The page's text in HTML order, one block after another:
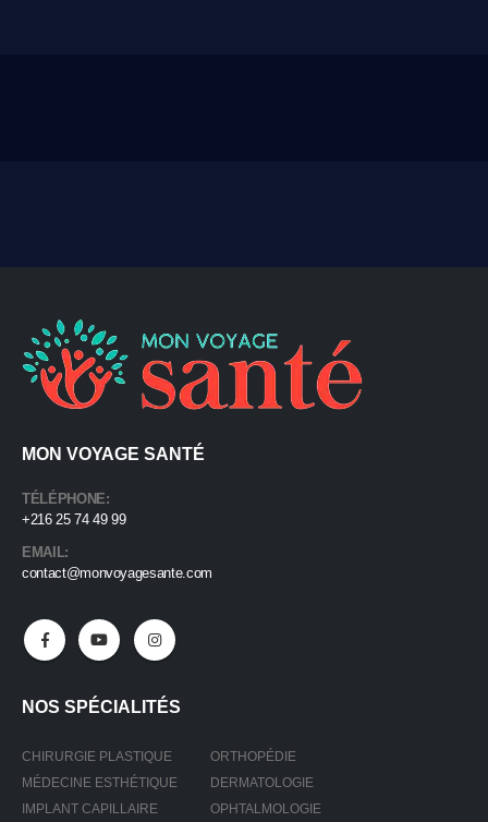
MON VOYAGE SANTÉ
TÉLÉPHONE:
+216 25 74 49 99
EMAIL:
contact@monvoyagesante.com
NOS SPÉCIALITÉS
CHIRURGIE PLASTIQUE
MÉDECINE ESTHÉTIQUE
IMPLANT CAPILLAIRE
ORTHOPÉDIE
DERMATOLOGIE
OPHTALMOLOGIE